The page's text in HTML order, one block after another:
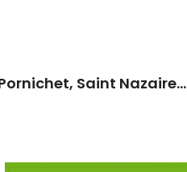
Saint Nazaire...